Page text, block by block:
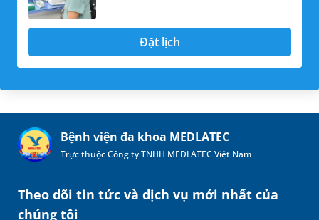
Đặt lịch
Bệnh viện đa khoa MEDLATEC
Trực thuộc Công ty TNHH MEDLATEC Việt Nam
Theo dõi tin tức và dịch vụ mới nhất của
chúng tôi